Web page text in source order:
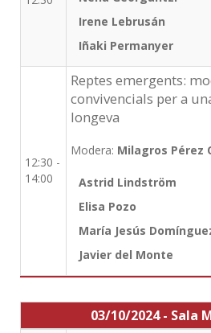
Irene Lebrusán
Iñaki Permanyer
12:30 -
14:00
Reptes emergents:
convivencials per a
longeva
Modera: Milagros Pérez
Astrid Lindström
Elisa Pozo
María Jesús
Javier del Monte
03/10/2024 - Sala